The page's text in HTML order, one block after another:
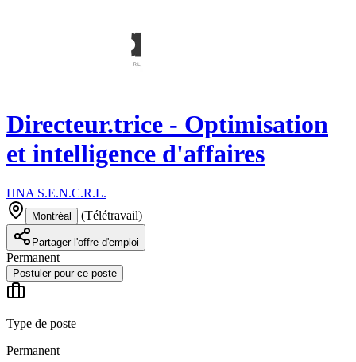
Directeur.trice - Optimisation
et intelligence d'affaires
HNA S.E.N.C.R.L.
Montréal (Télétravail)
Partager l'offre d'emploi
Permanent
Postuler pour ce poste
Type de poste
Permanent